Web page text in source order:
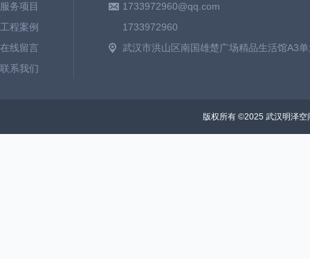
服务项目
工程案例
在线留言
联系我们
1733972960@qq.com
1733972960
武汉市洪山区南国雄楚广场精品生活馆A3
版权所有 ©2025 武汉明泽